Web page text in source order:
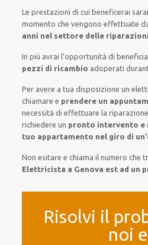
Le prestazioni di cui beneficerai
momento che vengono effettuate
anni nel settore delle
In più avrai l’opportunità di
pezzi di ricambio adoperati
Per avere a tua disposizione un
chiamare e prendere un
necessità dieffettuare la riparazione
richiedere un pronto intervento e
tuo appartamento nel giro di
Non esitare e chiama il numero che
Elettricista a Genova est ad un
Risolvi il
noi